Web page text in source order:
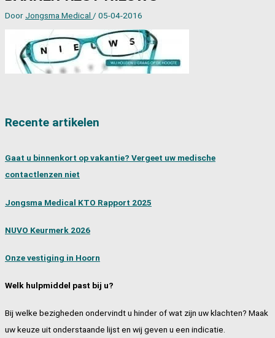
Door Jongsma Medical / 05-04-2016
Recente artikelen
Gaat u binnenkort op vakantie? Vergeet uw medische
contactlenzen niet
Jongsma Medical KTO Rapport 2025
NUVO Keurmerk 2026
Onze vestiging in Hoorn
Welk hulpmiddel past bij u?
Bij welke bezigheden ondervindt u hinder of wat zijn uw klachten? Maak
uw keuze uit onderstaande lijst en wij geven u een indicatie.